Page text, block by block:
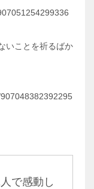
いことを祈るばか
で感動し